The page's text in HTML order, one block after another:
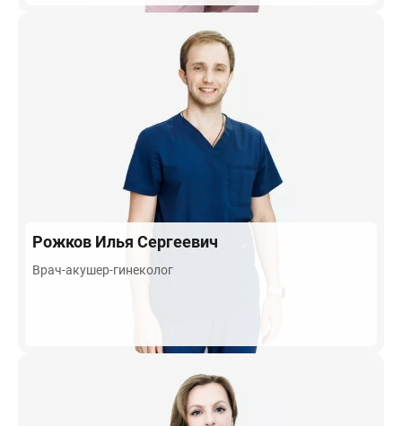
Рожков Илья Сергеевич
Врач-акушер-гинеколог